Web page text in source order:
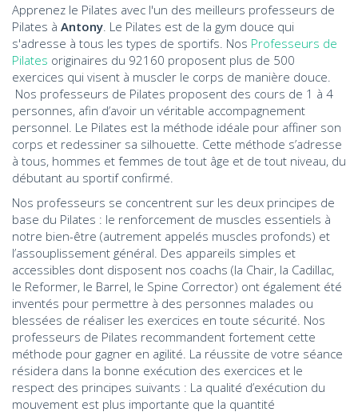
Apprenez le Pilates avec l'un des meilleurs professeurs de
Pilates à Antony . Le Pilates est de la gym douce qui
s'adresse à tous les types de sportifs. Nos Professeurs de
Pilates originaires du 92160 proposent plus de 500
exercices qui visent à muscler le corps de manière douce.
Nos professeurs de Pilates proposent des cours de 1 à 4
personnes, afin d’avoir un véritable accompagnement
personnel. Le Pilates est la méthode idéale pour affiner son
corps et redessiner sa silhouette. Cette méthode s’adresse
à tous, hommes et femmes de tout âge et de tout niveau, du
débutant au sportif confirmé.
Nos professeurs se concentrent sur les deux principes de
base du Pilates : le renforcement de muscles essentiels à
notre bien-être (autrement appelés muscles profonds) et
l’assouplissement général. Des appareils simples et
accessibles dont disposent nos coachs (la Chair, la Cadillac,
le Reformer, le Barrel, le Spine Corrector) ont également été
inventés pour permettre à des personnes malades ou
blessées de réaliser les exercices en toute sécurité. Nos
professeurs de Pilates recommandent fortement cette
méthode pour gagner en agilité. La réussite de votre séance
résidera dans la bonne exécution des exercices et le
respect des principes suivants : La qualité d’exécution du
mouvement est plus importante que la quantité